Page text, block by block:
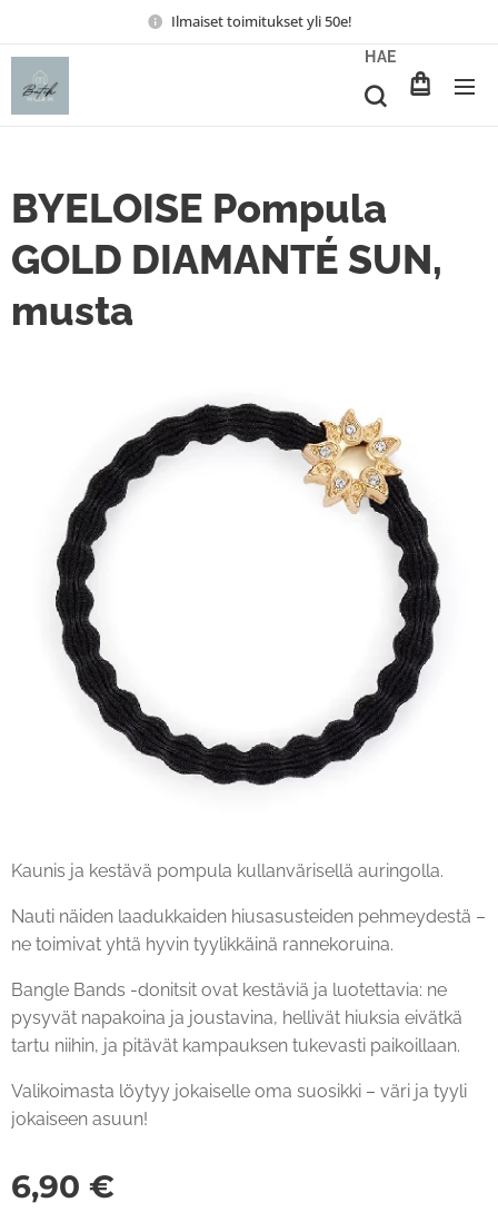
Ilmaiset toimitukset yli 50e!
HAE
BYELOISE Pompula
GOLD DIAMANTÉ SUN,
musta
Kaunis ja kestävä pompula kullanvärisellä auringolla.
Nauti näiden laadukkaiden hiusasusteiden pehmeydestä –
ne toimivat yhtä hyvin tyylikkäinä rannekoruina.
Bangle Bands -donitsit ovat kestäviä ja luotettavia: ne
pysyvät napakoina ja joustavina, hellivät hiuksia eivätkä
tartu niihin, ja pitävät kampauksen tukevasti paikoillaan.
Valikoimasta löytyy jokaiselle oma suosikki – väri ja tyyli
jokaiseen asuun!
6,90 €